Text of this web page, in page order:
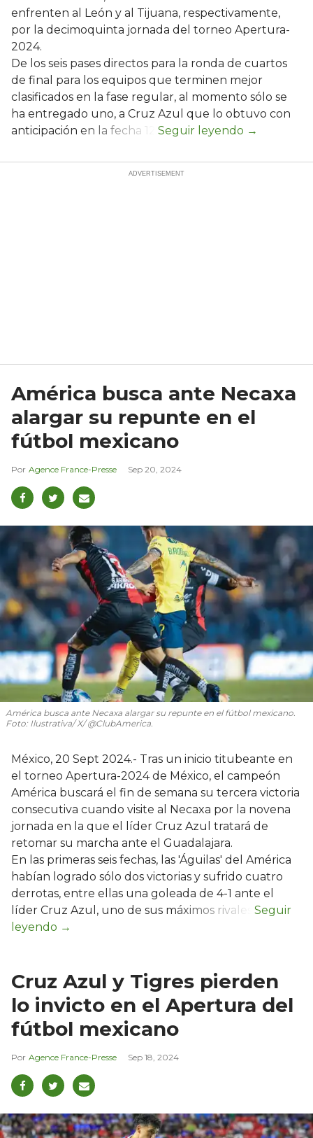
enfrenten al León y al Tijuana, respectivamente,
por la decimoquinta jornada del torneo Apertura-
2024.
De los seis pases directos para la ronda de cuartos
de final para los equipos que terminen mejor
clasificados en la fase regular, al momento sólo se
ha entregado uno, a Cruz Azul que lo obtuvo con
anticipación en la fecha 12.
América busca ante Necaxa
alargar su repunte en el
fútbol mexicano
Agence France-Presse Sep 20, 2024
América busca ante Necaxa alargar su repunte en el fútbol mexicano.
Foto: Ilustrativa/ X/ @ClubAmerica.
México, 20 Sept 2024.- Tras un inicio titubeante en
el torneo Apertura-2024 de México, el campeón
América buscará el fin de semana su tercera victoria
consecutiva cuando visite al Necaxa por la novena
jornada en la que el líder Cruz Azul tratará de
retomar su marcha ante el Guadalajara.
En las primeras seis fechas, las 'Águilas' del América
habían logrado sólo dos victorias y sufrido cuatro
derrotas, entre ellas una goleada de 4-1 ante el
líder Cruz Azul, uno de sus máximos rivales.
Cruz Azul y Tigres pierden
lo invicto en el Apertura del
fútbol mexicano
Agence France-Presse Sep 18, 2024